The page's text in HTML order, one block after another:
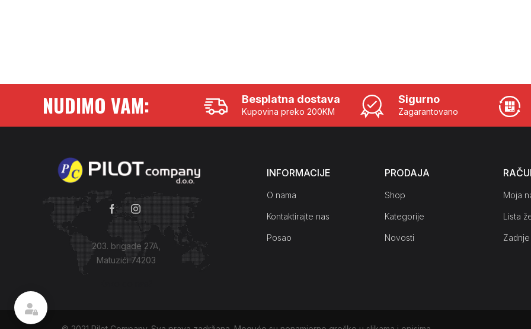
NUDIMO VAM: Besplatna dostava
Kupovina preko 200KM
Sigurno
Zagarantovano
203. brigade 27A,
Matuzići 74203
INFORMACIJE
O nama
Kontaktirajte nas
Posao
PRODAJA
Shop
Kategorije
Novosti
Moja
Lista